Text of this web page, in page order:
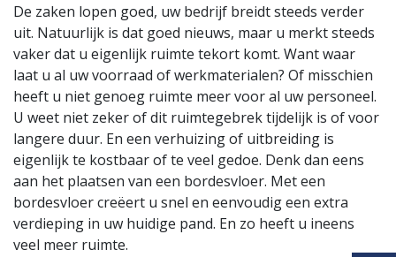
De zaken lopen goed, uw bedrijf breidt steeds verder
uit. Natuurlijk is dat goed nieuws, maar u merkt steeds
vaker dat u eigenlijk ruimte tekort komt. Want waar
laat u al uw voorraad of werkmaterialen? Of misschien
heeft u niet genoeg ruimte meer voor al uw personeel.
U weet niet zeker of dit ruimtegebrek tijdelijk is of voor
langere duur. En een verhuizing of uitbreiding is
eigenlijk te kostbaar of te veel gedoe. Denk dan eens
aan het plaatsen van een bordesvloer. Met een
bordesvloer creëert u snel en eenvoudig een extra
verdieping in uw huidige pand. En zo heeft u ineens
veel meer ruimte.